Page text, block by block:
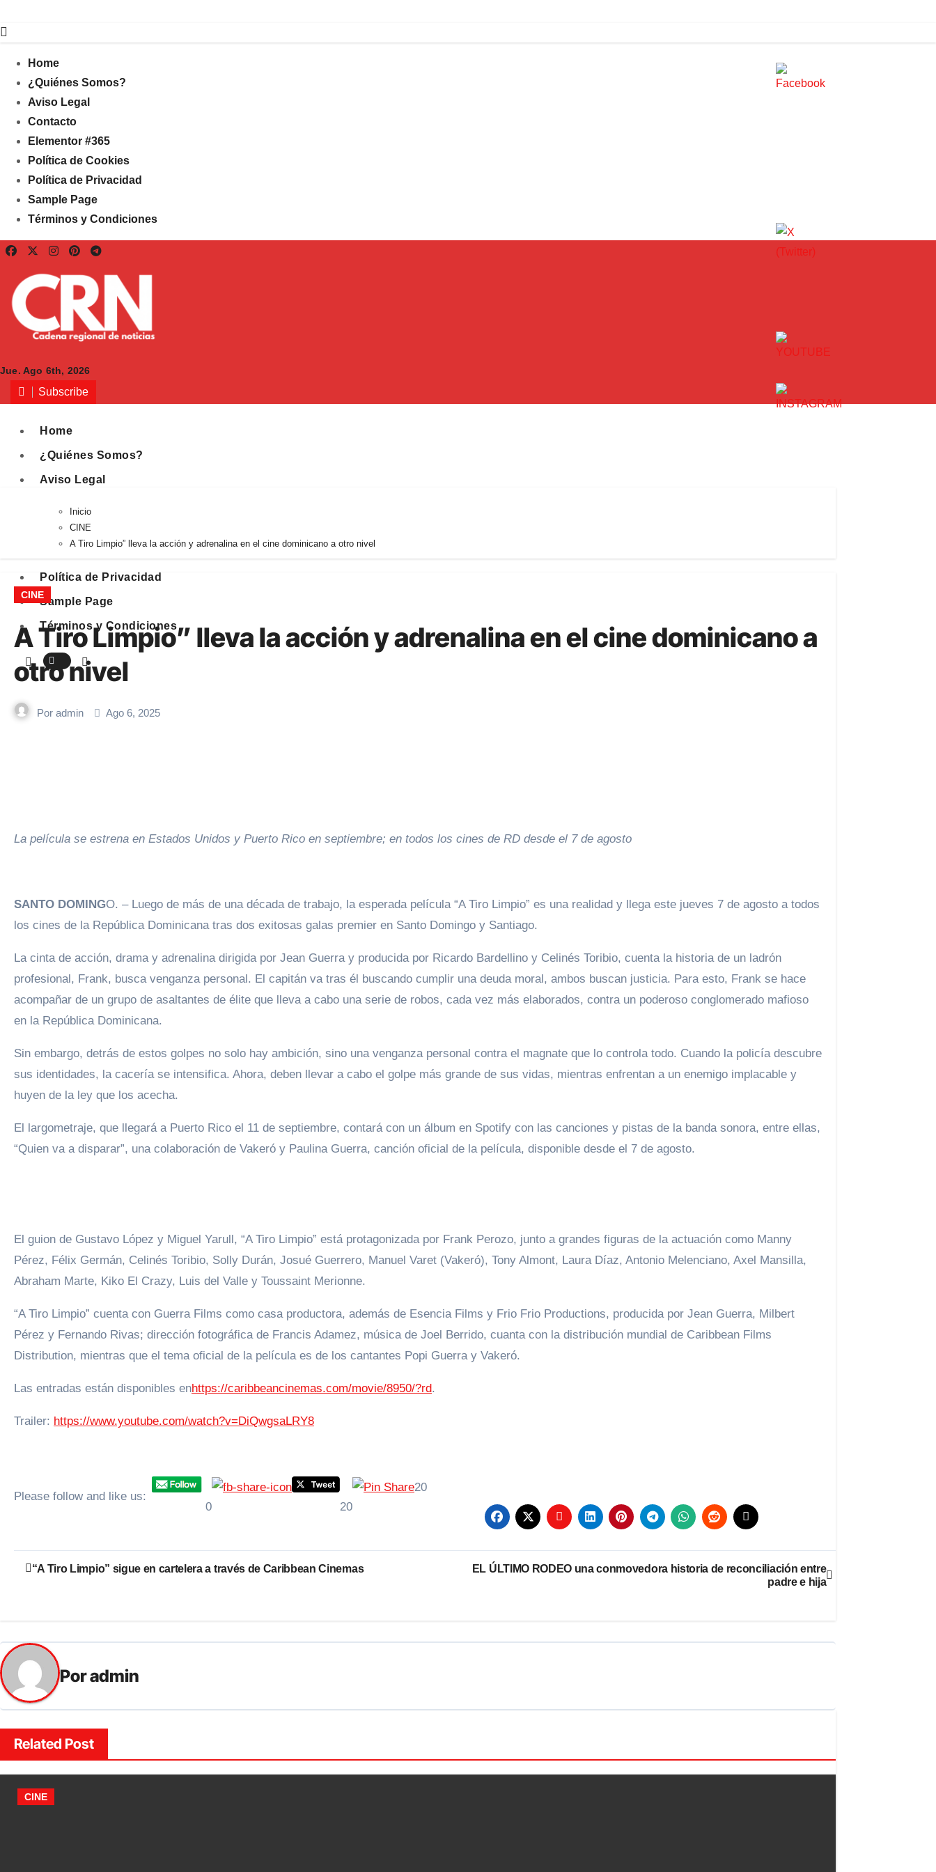
Home
¿Quiénes Somos?
Aviso Legal
Contacto
Elementor #365
Política de Cookies
Política de Privacidad
Sample Page
Términos y Condiciones
Jue. Ago 6th, 2026
Subscribe
Home
¿Quiénes Somos?
Aviso Legal
Elementor #365
Política de Cookies
Política de Privacidad
Sample Page
Términos y Condiciones
Inicio
CINE
A Tiro Limpio” lleva la acción y adrenalina en el cine dominicano a otro nivel
CINE
A Tiro Limpio” lleva la acción y adrenalina en el cine dominicano a
otro nivel
Por admin Ago 6, 2025
La película se estrena en Estados Unidos y Puerto Rico en septiembre; en todos los cines de RD desde el 7 de agosto
SANTO DOMINGO. – Luego de más de una década de trabajo, la esperada película “A Tiro Limpio” es una realidad y llega este jueves 7 de agosto a todos
los cines de la República Dominicana tras dos exitosas galas premier en Santo Domingo y Santiago.
La cinta de acción, drama y adrenalina dirigida por Jean Guerra y producida por Ricardo Bardellino y Celinés Toribio, cuenta la historia de un ladrón
profesional, Frank, busca venganza personal. El capitán va tras él buscando cumplir una deuda moral, ambos buscan justicia. Para esto, Frank se hace
acompañar de un grupo de asaltantes de élite que lleva a cabo una serie de robos, cada vez más elaborados, contra un poderoso conglomerado mafioso
en la República Dominicana.
Sin embargo, detrás de estos golpes no solo hay ambición, sino una venganza personal contra el magnate que lo controla todo. Cuando la policía descubre
sus identidades, la cacería se intensifica. Ahora, deben llevar a cabo el golpe más grande de sus vidas, mientras enfrentan a un enemigo implacable y
huyen de la ley que los acecha.
El largometraje, que llegará a Puerto Rico el 11 de septiembre, contará con un álbum en Spotify con las canciones y pistas de la banda sonora, entre ellas,
“Quien va a disparar”, una colaboración de Vakeró y Paulina Guerra, canción oficial de la película, disponible desde el 7 de agosto.
El guion de Gustavo López y Miguel Yarull, “A Tiro Limpio” está protagonizada por Frank Perozo, junto a grandes figuras de la actuación como Manny
Pérez, Félix Germán, Celinés Toribio, Solly Durán, Josué Guerrero, Manuel Varet (Vakeró), Tony Almont, Laura Díaz, Antonio Melenciano, Axel Mansilla,
Abraham Marte, Kiko El Crazy, Luis del Valle y Toussaint Merionne.
“A Tiro Limpio” cuenta con Guerra Films como casa productora, además de Esencia Films y Frio Frio Productions, producida por Jean Guerra, Milbert
Pérez y Fernando Rivas; dirección fotográfica de Francis Adamez, música de Joel Berrido, cuanta con la distribución mundial de Caribbean Films
Distribution, mientras que el tema oficial de la película es de los cantantes Popi Guerra y Vakeró.
Las entradas están disponibles enhttps://caribbeancinemas.com/movie/8950/?rd.
Trailer: https://www.youtube.com/watch?v=DiQwgsaLRY8
Please follow and like us:
0 20
20
“A Tiro Limpio” sigue en cartelera a través de Caribbean Cinemas
EL ÚLTIMO RODEO una conmovedora historia de reconciliación entre
padre e hija
Poradmin
Related Post
CINE